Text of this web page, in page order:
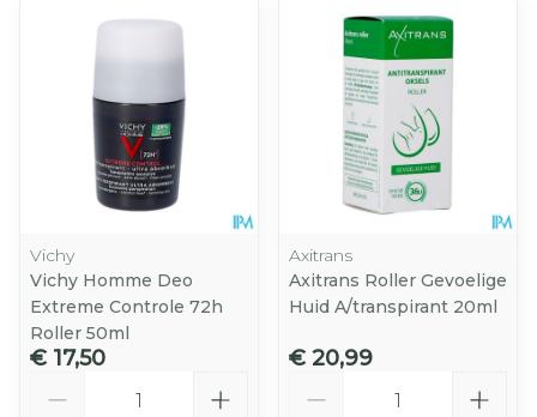
Vichy
Vichy Homme Deo
Extreme Controle 72h
Roller 50ml
€ 17,50
Axitrans
Axitrans Roller Gevoelige
Huid A/transpirant 20ml
€ 20,99